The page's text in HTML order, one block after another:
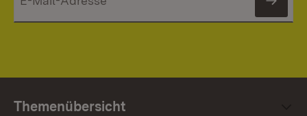
Themenübersicht